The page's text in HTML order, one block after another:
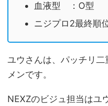
血液型 ：O型
ニジプロ2最終順
ユウさんは、パッチリ
メンです。
NEXZのビジュ担当はユ